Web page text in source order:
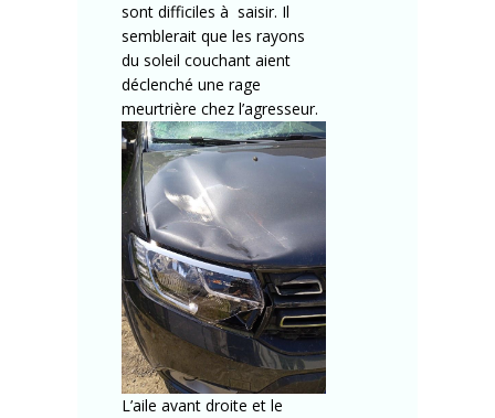
sont difficiles à saisir. Il
semblerait que les rayons
du soleil couchant aient
déclenché une rage
meurtrière chez l’agresseur.
L’aile avant droite et le